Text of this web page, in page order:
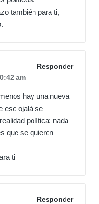
también para ti,
Responder
am
hay una nueva
eso ojalá se
política: nada
que se quieren
ti!
Responder